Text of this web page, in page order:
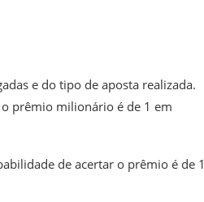
e do tipo de aposta realizada.
o prêmio milionário é de 1 em
de acertar o prêmio é de 1